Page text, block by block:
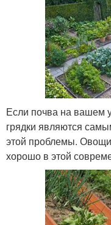
Если почва на вашем
грядки являются
этой проблемы. Овощи
хорошо в этой